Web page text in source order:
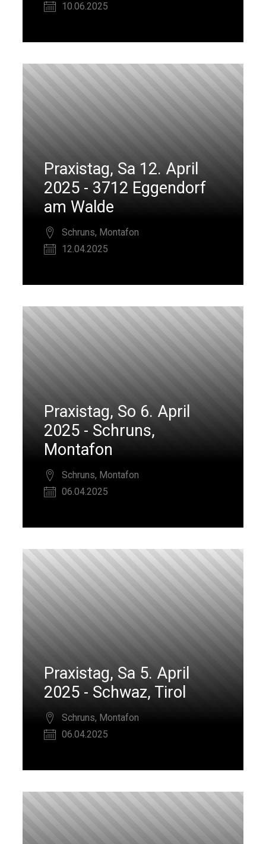
10.06.2025
Praxistag, Sa 12. April
2025 - 3712 Eggendorf
am Walde
Schruns, Montafon
12.04.2025
Praxistag, So 6. April
2025 - Schruns,
Montafon
Schruns, Montafon
06.04.2025
Praxistag, Sa 5. April
2025 - Schwaz, Tirol
Schruns, Montafon
06.04.2025